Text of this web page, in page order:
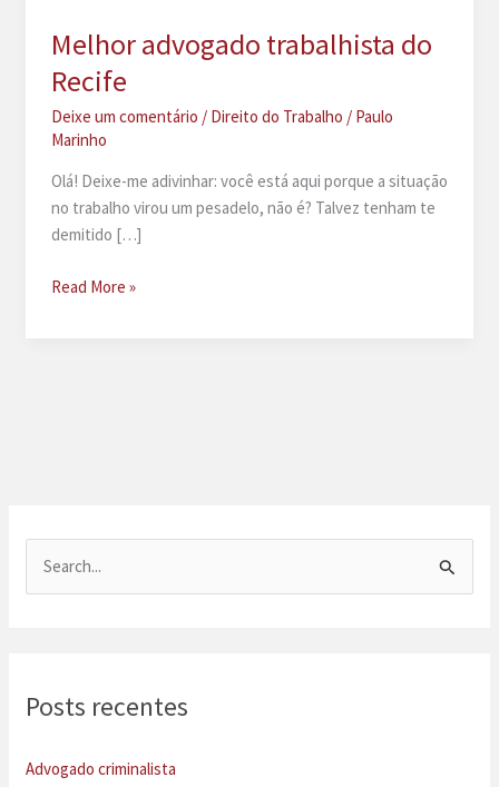
Melhor advogado trabalhista do
Recife
Deixe um comentário / Direito do Trabalho / Paulo
Marinho
Olá! Deixe-me adivinhar: você está aqui porque a situação
no trabalho virou um pesadelo, não é? Talvez tenham te
demitido […]
Melhor
Read More »
iPosts recentes
Advogado criminalista